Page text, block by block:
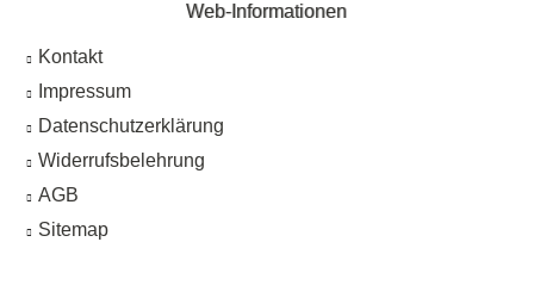
Web-Informationen
Kontakt
Impressum
Datenschutzerklärung
Widerrufsbelehrung
AGB
Sitemap